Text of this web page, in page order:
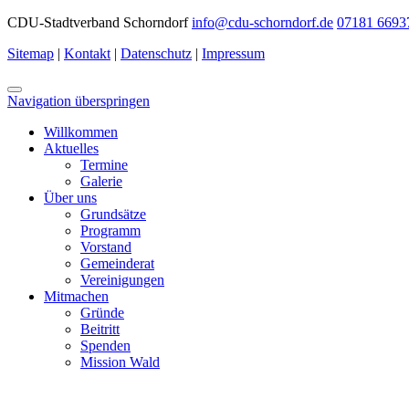
CDU-Stadtverband Schorndorfinfo@cdu-schorndorf.de 07181
Sitemap | Kontakt | Datenschutz | Impressum
Navigation überspringen
Willkommen
Aktuelles
Termine
Galerie
Über uns
Grundsätze
Programm
Vorstand
Gemeinderat
Vereinigungen
Mitmachen
Gründe
Beitritt
Spenden
Mission Wald